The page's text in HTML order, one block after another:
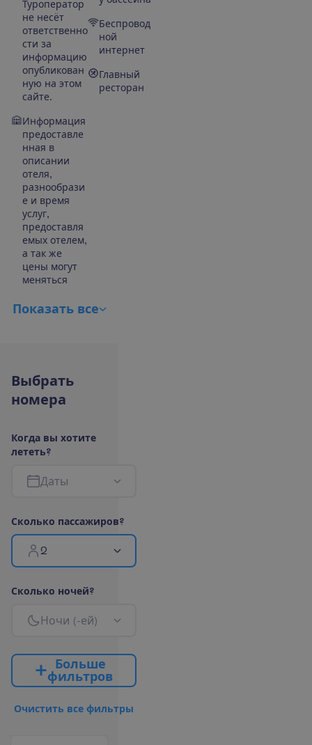
Туроператор
не несёт
ответственно
сти за
информацию
опубликован
ную на этом
сайте.
Информация
предоставле
нная в
описании
отеля,
разнообрази
е и время
услуг,
предоставля
емых отелем,
а так же
цены могут
меняться
Беспровод
ной
интернет
Главный
ресторан
Показать все
Выбрать
номера
Когда вы хотите
лететь?
Даты
Сколько пассажиров?
2
Сколько ночей?
Ночи (-ей)
Больше
фильтров
Очистить все фильтры